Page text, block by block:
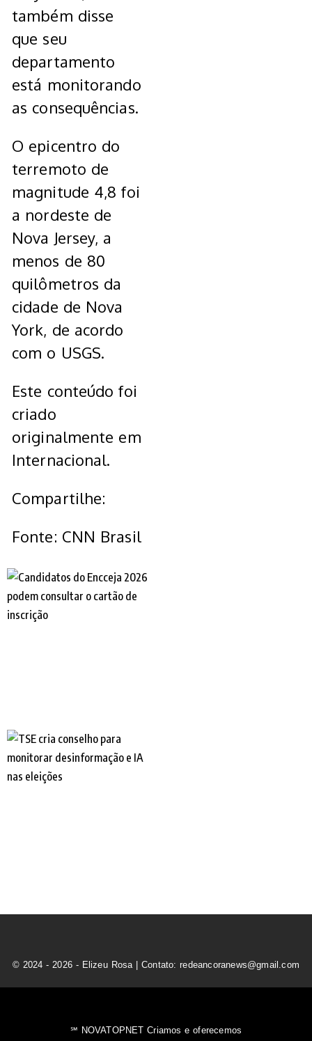
também disse
que seu
departamento
está monitorando
as consequências.
O epicentro do
terremoto de
magnitude 4,8 foi
a nordeste de
Nova Jersey, a
menos de 80
quilômetros da
cidade de Nova
York, de acordo
com o USGS.
Este conteúdo foi
criado
originalmente em
Internacional.
Compartilhe:
Fonte: CNN Brasil
© 2024 - 2026 - Elizeu Rosa | Contato: redeancoranews@gmail.com
℠ NOVATOPNET Criamos e oferecemos